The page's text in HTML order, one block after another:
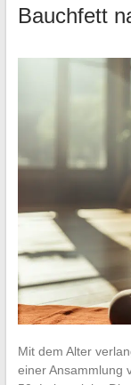
Bauchfett
Mit dem Alter
einer Ansammlung